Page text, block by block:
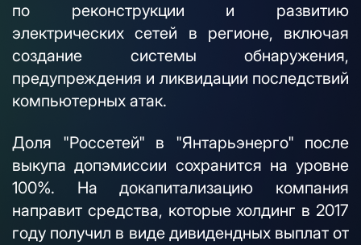
по реконструкции и развитию
электрических сетей в регионе, включая
создание системы обнаружения,
предупреждения и ликвидации последствий
компьютерных атак.
Доля "Россетей" в "Янтарьэнерго" после
выкупа допэмиссии сохранится на уровне
100%. На докапитализацию компания
направит средства, которые холдинг в 2017
году получил в виде дивидендных выплат от